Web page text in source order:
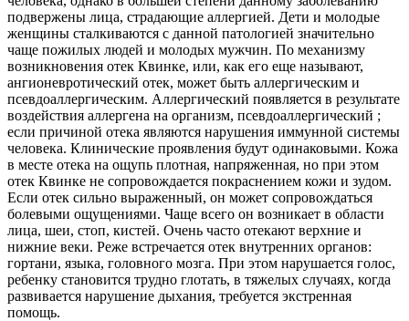
подвержены лица, страдающие аллергией. Дети и молодые
женщины сталкиваются с данной патологией значительно
чаще пожилых людей и молодых мужчин. По механизму
возникновения отек Квинке, или, как его еще называют,
ангионевротический отек, может быть аллергическим и
псевдоаллергическим. Аллергический появляется в результате
воздействия аллергена на организм, псевдоаллергический ;
если причиной отека являются нарушения иммунной системы
человека. Клинические проявления будут одинаковыми. Кожа
в месте отека на ощупь плотная, напряженная, но при этом
отек Квинке не сопровождается покраснением кожи и зудом.
Если отек сильно выраженный, он может сопровождаться
болевыми ощущениями. Чаще всего он возникает в области
лица, шеи, стоп, кистей. Очень часто отекают верхние и
нижние веки. Реже встречается отек внутренних органов:
гортани, языка, головного мозга. При этом нарушается голос,
ребенку становится трудно глотать, в тяжелых случаях, когда
развивается нарушение дыхания, требуется экстренная
помощь.